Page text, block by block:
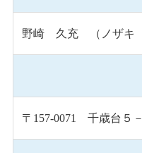
野崎 久充 （ノザキ
〒157-0071 千歳台５